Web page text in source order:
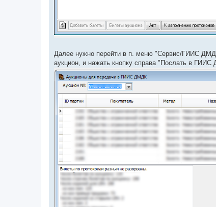
Далее нужно перейти в п. меню "Сервис/ГИИС
аукцион, и нажать кнопку справа "Послать в